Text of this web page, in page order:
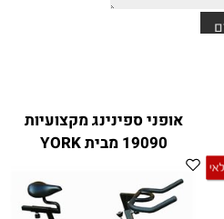
אופני ספינינג מקצועיות
19090 מבית YORK